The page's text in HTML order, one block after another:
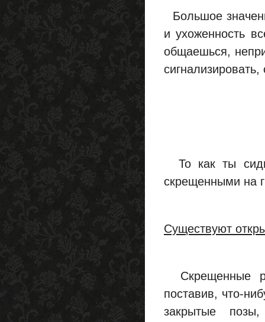
Большое
и ухоженность
общаешься,
То как ты
скрещенными на
Существуют
Скрещенные
поставив, что-
закрытые